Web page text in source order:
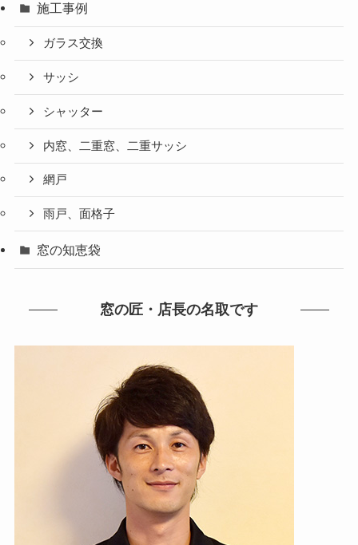
施工事例
ガラス交換
サッシ
シャッター
内窓、二重窓、二重サッシ
網戸
雨戸、面格子
窓の知恵袋
窓の匠・店長の名取です